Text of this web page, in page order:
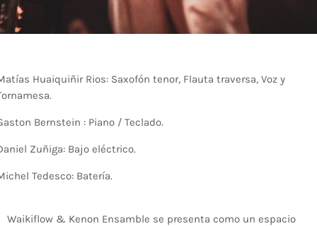
Huaiquiñir Rios: Saxofón tenor, Flauta traversa, Voz y
Bernstein : Piano / Teclado.
Zuñiga: Bajo eléctrico.
Tedesco: Batería.
Waikiflow & Kenon Ensamble se presenta como un espacio